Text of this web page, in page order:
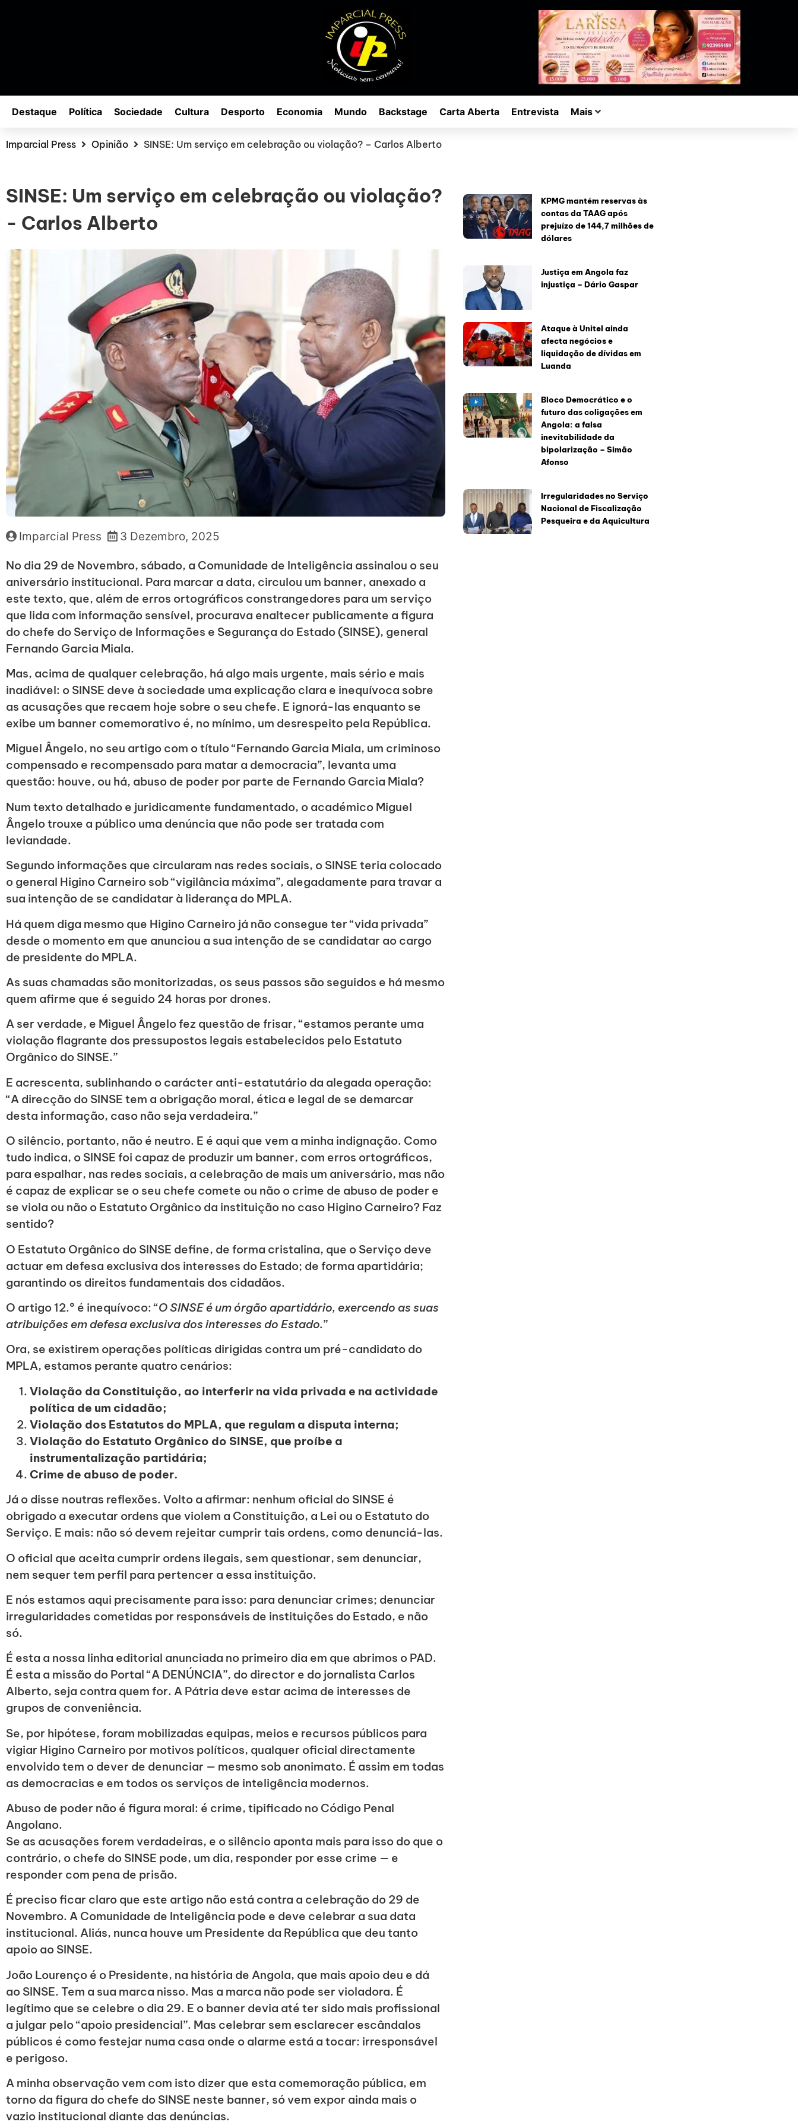
Destaque Política Sociedade Cultura Desporto Economia Mundo Backstage Carta Aberta Entrevista Mais
Imparcial Press Opinião SINSE: Um serviço em celebração ou violação? – Carlos Alberto
SINSE: Um serviço em celebração ou violação?
- Carlos Alberto
Imparcial Press 3 Dezembro, 2025
No dia 29 de Novembro, sábado, a Comunidade de Inteligência assinalou o seu
aniversário institucional. Para marcar a data, circulou um banner, anexado a
este texto, que, além de erros ortográficos constrangedores para um serviço
que lida com informação sensível, procurava enaltecer publicamente a figura
do chefe do Serviço de Informações e Segurança do Estado (SINSE), general
Fernando Garcia Miala.
Mas, acima de qualquer celebração, há algo mais urgente, mais sério e mais
inadiável: o SINSE deve à sociedade uma explicação clara e inequívoca sobre
as acusações que recaem hoje sobre o seu chefe. E ignorá-las enquanto se
exibe um banner comemorativo é, no mínimo, um desrespeito pela República.
Miguel Ângelo, no seu artigo com o título “Fernando Garcia Miala, um criminoso
compensado e recompensado para matar a democracia”, levanta uma
questão: houve, ou há, abuso de poder por parte de Fernando Garcia Miala?
Num texto detalhado e juridicamente fundamentado, o académico Miguel
Ângelo trouxe a público uma denúncia que não pode ser tratada com
leviandade.
Segundo informações que circularam nas redes sociais, o SINSE teria colocado
o general Higino Carneiro sob “vigilância máxima”, alegadamente para travar a
sua intenção de se candidatar à liderança do MPLA.
Há quem diga mesmo que Higino Carneiro já não consegue ter “vida privada”
desde o momento em que anunciou a sua intenção de se candidatar ao cargo
de presidente do MPLA.
As suas chamadas são monitorizadas, os seus passos são seguidos e há mesmo
quem afirme que é seguido 24 horas por drones.
A ser verdade, e Miguel Ângelo fez questão de frisar, “estamos perante uma
violação flagrante dos pressupostos legais estabelecidos pelo Estatuto
Orgânico do SINSE.”
E acrescenta, sublinhando o carácter anti-estatutário da alegada operação:
“A direcção do SINSE tem a obrigação moral, ética e legal de se demarcar
desta informação, caso não seja verdadeira.”
O silêncio, portanto, não é neutro. E é aqui que vem a minha indignação. Como
tudo indica, o SINSE foi capaz de produzir um banner, com erros ortográficos,
para espalhar, nas redes sociais, a celebração de mais um aniversário, mas não
é capaz de explicar se o seu chefe comete ou não o crime de abuso de poder e
se viola ou não o Estatuto Orgânico da instituição no caso Higino Carneiro? Faz
sentido?
O Estatuto Orgânico do SINSE define, de forma cristalina, que o Serviço deve
actuar em defesa exclusiva dos interesses do Estado; de forma apartidária;
garantindo os direitos fundamentais dos cidadãos.
O artigo 12.º é inequívoco: “O SINSE é um órgão apartidário, exercendo as suas
atribuições em defesa exclusiva dos interesses do Estado.”
Ora, se existirem operações políticas dirigidas contra um pré-candidato do
MPLA, estamos perante quatro cenários:
Violação da Constituição, ao interferir na vida privada e na actividade
política de um cidadão;
Violação dos Estatutos do MPLA, que regulam a disputa interna;
Violação do Estatuto Orgânico do SINSE, que proíbe a
instrumentalização partidária;
Crime de abuso de poder.
Já o disse noutras reflexões. Volto a afirmar: nenhum oficial do SINSE é
obrigado a executar ordens que violem a Constituição, a Lei ou o Estatuto do
Serviço. E mais: não só devem rejeitar cumprir tais ordens, como denunciá-las.
O oficial que aceita cumprir ordens ilegais, sem questionar, sem denunciar,
nem sequer tem perfil para pertencer a essa instituição.
E nós estamos aqui precisamente para isso: para denunciar crimes; denunciar
irregularidades cometidas por responsáveis de instituições do Estado, e não
só.
É esta a nossa linha editorial anunciada no primeiro dia em que abrimos o PAD.
É esta a missão do Portal “A DENÚNCIA”, do director e do jornalista Carlos
Alberto, seja contra quem for. A Pátria deve estar acima de interesses de
grupos de conveniência.
Se, por hipótese, foram mobilizadas equipas, meios e recursos públicos para
vigiar Higino Carneiro por motivos políticos, qualquer oficial directamente
envolvido tem o dever de denunciar — mesmo sob anonimato. É assim em todas
as democracias e em todos os serviços de inteligência modernos.
Abuso de poder não é figura moral: é crime, tipificado no Código Penal
Angolano.
Se as acusações forem verdadeiras, e o silêncio aponta mais para isso do que o
contrário, o chefe do SINSE pode, um dia, responder por esse crime — e
responder com pena de prisão.
É preciso ficar claro que este artigo não está contra a celebração do 29 de
Novembro. A Comunidade de Inteligência pode e deve celebrar a sua data
institucional. Aliás, nunca houve um Presidente da República que deu tanto
apoio ao SINSE.
João Lourenço é o Presidente, na história de Angola, que mais apoio deu e dá
ao SINSE. Tem a sua marca nisso. Mas a marca não pode ser violadora. É
legítimo que se celebre o dia 29. E o banner devia até ter sido mais profissional
a julgar pelo “apoio presidencial”. Mas celebrar sem esclarecer escândalos
públicos é como festejar numa casa onde o alarme está a tocar: irresponsável
e perigoso.
A minha observação vem com isto dizer que esta comemoração pública, em
torno da figura do chefe do SINSE neste banner, só vem expor ainda mais o
vazio institucional diante das denúncias.
KPMG mantém reservas às
contas da TAAG após
prejuízo de 144,7 milhões de
dólares
Justiça em Angola faz
injustiça – Dário Gaspar
Ataque à Unitel ainda
afecta negócios e
liquidação de dívidas em
Luanda
Bloco Democrático e o
futuro das coligações em
Angola: a falsa
inevitabilidade da
bipolarização – Simão
Afonso
Irregularidades no Serviço
Nacional de Fiscalização
Pesqueira e da Aquicultura